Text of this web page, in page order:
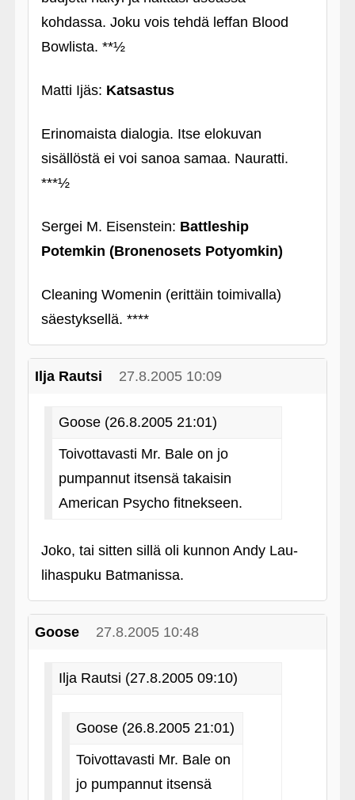
kohdassa. Joku vois tehdä leffan Blood
Bowlista. **½
Matti Ijäs: Katsastus
Erinomaista dialogia. Itse elokuvan
sisällöstä ei voi sanoa samaa. Nauratti.
***½
Sergei M. Eisenstein: Battleship
Potemkin (Bronenosets Potyomkin)
Cleaning Womenin (erittäin toimivalla)
säestyksellä. ****
Ilja Rautsi 27.8.2005 10:09
Goose (26.8.2005 21:01)
Toivottavasti Mr. Bale on jo
pumpannut itsensä takaisin
American Psycho fitnekseen.
Joko, tai sitten sillä oli kunnon Andy Lau-
lihaspuku Batmanissa.
Goose 27.8.2005 10:48
Ilja Rautsi (27.8.2005 09:10)
Goose (26.8.2005 21:01)
Toivottavasti Mr. Bale on
jo pumpannut itsensä